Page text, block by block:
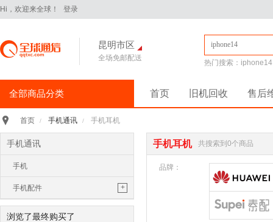
Hi，欢迎来全球！ 登录
昆明市区
全场免邮配送
热门搜索： iphone14
全部商品分类
手机通讯
iPhone16Pro
华为Pura70
华为 nova14 Pro
平板电脑
华为 MatePad Pro 2025款
手机配件
首页 旧机回收 售后
首页 / 手机通讯 / 手机耳机
手机通讯
手机
手机配件 +
浏览了最终购买了
手机耳机 共搜索到0个商品
品牌：